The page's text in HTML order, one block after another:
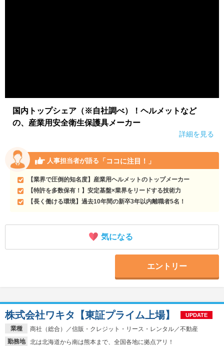
国内トップシェア（※自社調べ）！ヘルメットなど
の、産業用安全衛生保護具メーカー
詳細を見る
人事担当者が語る 「ココに注目！」
【業界で圧倒的知名度】産業用ヘルメットのトップメーカー
【特許を多数保有！】安定基盤×業界をリードする技術力
【長く働ける環境】過去10年間の新卒3年以内離職者5名！
気になる
エントリー
業種
商社（総合）／信販・クレジット・リース・レンタル／不動産
勤務地
北は北海道から南は熊本まで、全国各地に拠点アリ！
株式会社ワキタ【東証プライム上場】 UPDATE